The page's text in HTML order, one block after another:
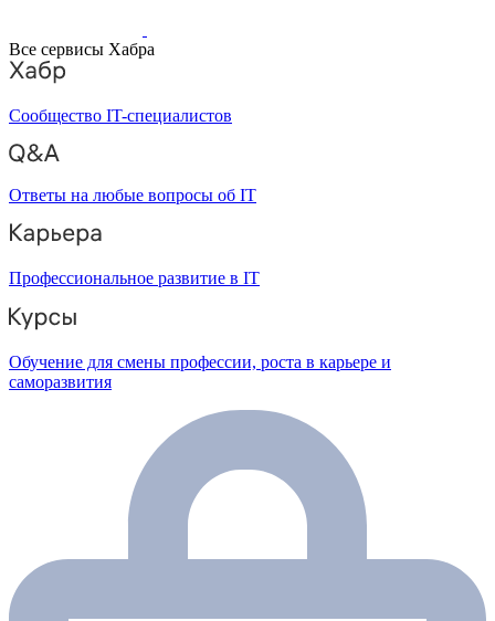
Все сервисы Хабра
Сообщество IT-специалистов
Ответы на любые вопросы об IT
Профессиональное развитие в IT
Обучение для смены профессии, роста в карьере и
саморазвития